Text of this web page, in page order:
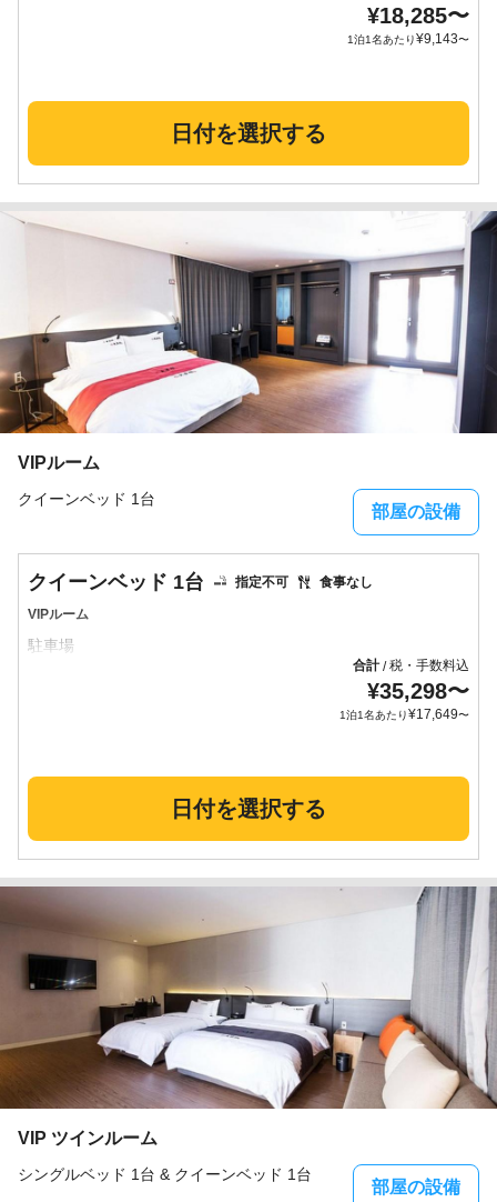
¥18,285〜
1泊1名あたり¥9,143〜
日付を選択する
VIPルーム
クイーンベッド 1台
部屋の設備
VIPルーム
指定不可 食事なし
クイーンベッド 1台
合計/税・手数料込
¥35,298〜
1泊1名あたり¥17,649〜
日付を選択する
VIP ツインルーム
シングルベッド 1台 & クイーンベッド 1台
部屋の設備